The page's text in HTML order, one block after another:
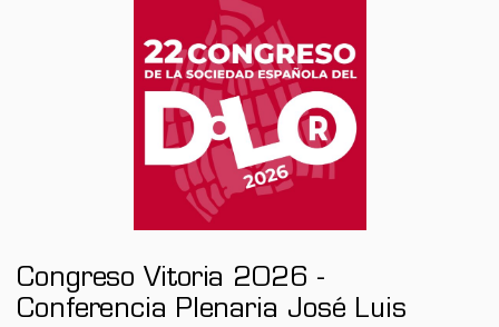
Congreso Vitoria 2026 -
Conferencia Plenaria José Luis